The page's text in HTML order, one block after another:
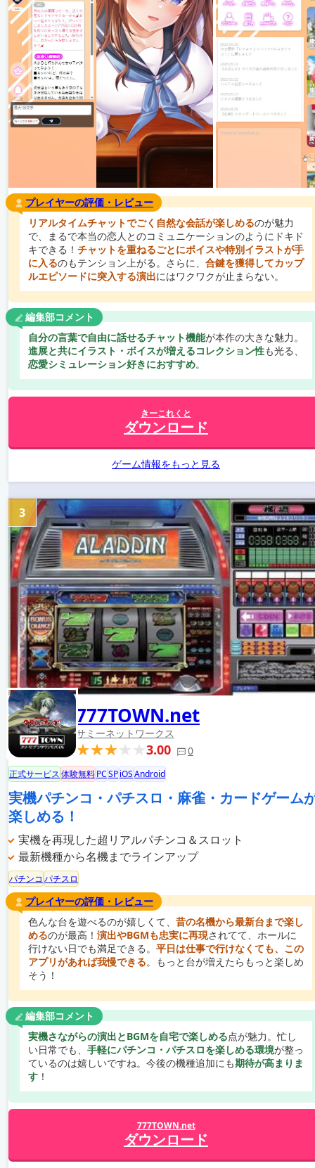
プレイヤーの評価・レビュー
リアルタイムチャットでごく自然な会話が楽しめるのが魅力
で、まるで本当の恋人とのコミュニケーションのようにドキド
キできる！ チャットを重ねるごとにボイスや特別イラストが手
に入るのもテンション上がる。さらに、 合鍵を獲得してカップ
ルエピソードに突入する演出にはワクワクが止まらない。
編集部コメント
自分の言葉で自由に話せるチャット機能が本作の大きな魅力。
進展と共にイラスト・ボイスが増えるコレクション性も光る、
恋愛シミュレーション好きにおすすめ。
きーこれくと
ダウンロード
ゲーム情報をもっと見る
777TOWN.net
サミーネットワークス
3.00 0
3
正式サービス体験無料PCSPiOSAndroid
実機パチンコ・パチスロ・麻雀・カードゲーム
楽しめる！
実機を再現した超リアルパチンコ＆スロット
最新機種から名機までラインアップ
パチンコ パチスロ
プレイヤーの評価・レビュー
色んな台を遊べるのが嬉しくて、 昔の名機から最新台まで楽し
めるのが最高！ 演出やBGMも忠実に再現されてて、ホールに
行けない日でも満足できる。 平日は仕事で行けなくても、この
アプリがあれば我慢できる。もっと台が増えたらもっと楽しめ
そう！
編集部コメント
実機さながらの演出とBGMを自宅で楽しめる点が魅力。忙し
い日常でも、 手軽にパチンコ・パチスロを楽しめる環境が整っ
ているのは嬉しいですね。今後の機種追加にも期待が高まりま
す ！
777TOWN.net
ダウンロード